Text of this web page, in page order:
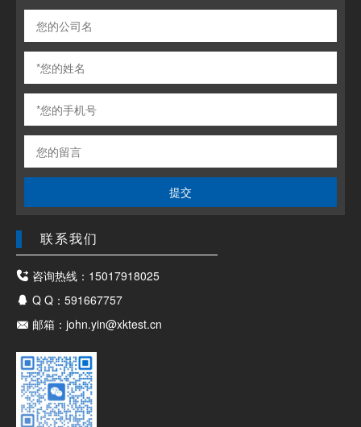
提交
联系我们
咨询热线：15017918025
Q Q：591667757
邮箱：john.yin@xktest.cn